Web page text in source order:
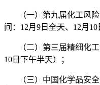
（一）第九届化工风险
间：12月9日全天、12月10
（二）第三届精细化工
10日下午半天）；
（三）中国化学品安全